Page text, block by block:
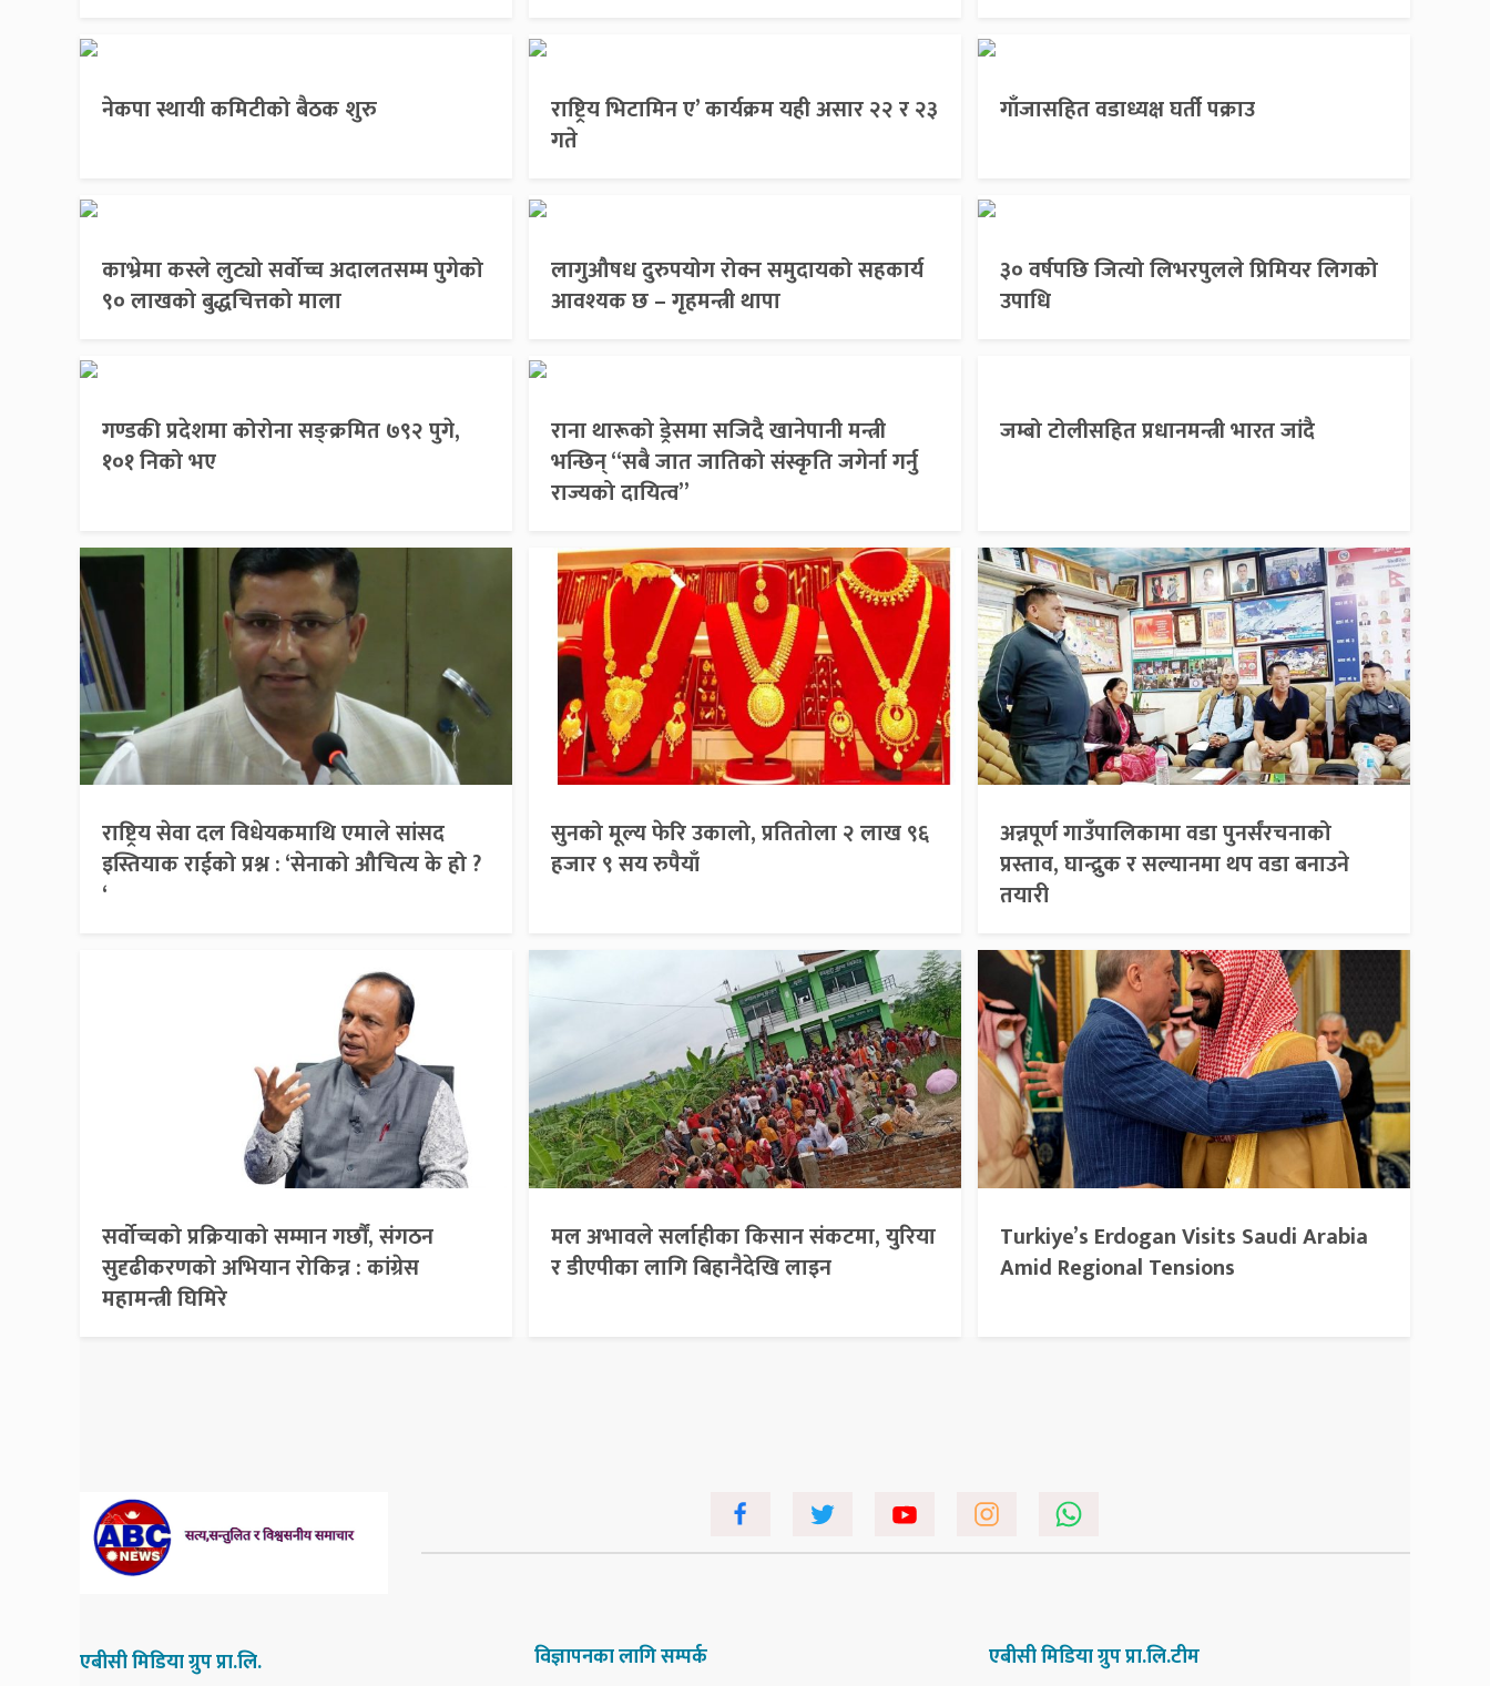
नेकपा स्थायी कमिटीको बैठक शुरु
राष्ट्रिय भिटामिन ए’ कार्यक्रम यही असार २२ र २३
गते
गाँजासहित वडाध्यक्ष घर्ती पक्राउ
काभ्रेमा कस्ले लुट्यो सर्वोच्च अदालतसम्म पुगेको
९० लाखको बुद्धचित्तको माला
लागुऔषध दुरुपयोग रोक्न समुदायको सहकार्य
आवश्यक छ – गृहमन्त्री थापा
३० वर्षपछि जित्यो लिभरपुलले प्रिमियर लिगको
उपाधि
गण्डकी प्रदेशमा कोरोना सङ्क्रमित ७९२ पुगे,
१०१ निको भए
राना थारूको ड्रेसमा सजिदै खानेपानी मन्त्री
भन्छिन् “सबै जात जातिको संस्कृति जगेर्ना गर्नु
राज्यको दायित्व”
जम्बो टोलीसहित प्रधानमन्त्री भारत जांदै
राष्ट्रिय सेवा दल विधेयकमाथि एमाले सांसद
इस्तियाक राईको प्रश्न : ‘सेनाको औचित्य के हो ?
‘
सुनको मूल्य फेरि उकालो, प्रतितोला २ लाख ९६
हजार ९ सय रुपैयाँ
अन्नपूर्ण गाउँपालिकामा वडा पुनर्संरचनाको
प्रस्ताव, घान्द्रुक र सल्यानमा थप वडा बनाउने
तयारी
सर्वोच्चको प्रक्रियाको सम्मान गर्छौं, संगठन
सुदृढीकरणको अभियान रोकिन्न : कांग्रेस
महामन्त्री घिमिरे
मल अभावले सर्लाहीका किसान संकटमा, युरिया
र डीएपीका लागि बिहानैदेखि लाइन
Turkiye’s Erdogan Visits Saudi Arabia
Amid Regional Tensions
एबीसी मिडिया ग्रुप प्रा.लि. विज्ञापनका लागि सम्पर्क एबीसी मिडिया ग्रुप प्रा.लि.टीम